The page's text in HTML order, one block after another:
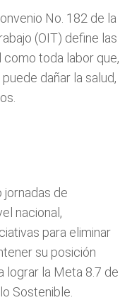
No. 182 de la
(OIT) define las
toda labor que,
dañar la salud,
jornadas de
nacional,
para eliminar
su posición
lograr la Meta 8.7 de
Sostenible.